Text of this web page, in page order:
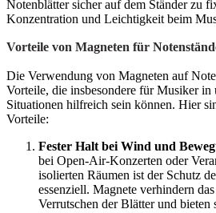
Notenblätter sicher auf dem Ständer zu
Konzentration und Leichtigkeit beim
Vorteile von Magneten für
Die Verwendung von Magneten auf
Vorteile, die insbesondere für Musiker in
Situationen hilfreich sein können. Hier
Vorteile:
Fester Halt bei Wind und
bei Open-Air-Konzerten oder
isolierten Räumen ist der Schutz
essenziell. Magnete verhindern
Verrutschen der Blätter und bieten